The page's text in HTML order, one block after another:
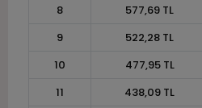
8
577,69 TL
9
522,28 TL
10
477,95 TL
11
438,09 TL